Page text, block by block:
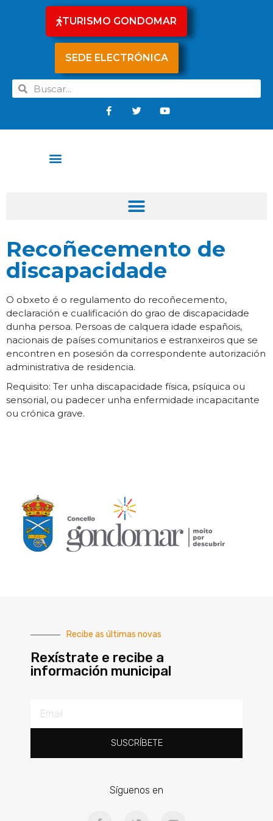
TURISMO GONDOMAR
SEDE ELECTRÓNICA
Recoñecemento de
discapacidade
O obxeto é o regulamento do recoñecemento,
declaración e cualificación do grao de discapacidade
dunha persoa. Persoas de calquera idade españois,
nacionais de países comunitarios e estranxeiros que se
encontren en posesión da correspondente autorización
administrativa de residencia.
Requisito: Ter unha discapacidade física, psíquica ou
sensorial, ou padecer unha enfermidade incapacitante
ou crónica grave.
Recibe as últimas novas
Rexístrate e recibe a
información municipal
SUSCRÍBETE
Síguenos en